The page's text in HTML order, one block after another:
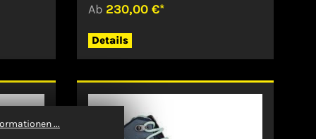
Ab 230,00 €*
Details
...